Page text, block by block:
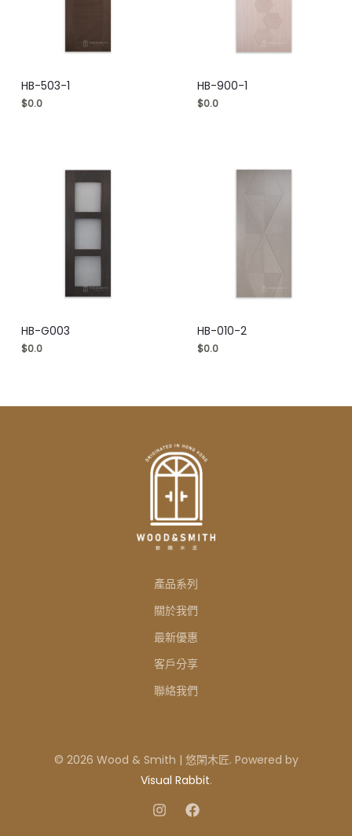
HB-503-1
$0.0
HB-900-1
$0.0
HB-G003
$0.0
HB-010-2
$0.0
產品系列
關於我們
最新優惠
客戶分享
聯絡我們
© 2026 Wood & Smith | 悠閑木匠. Powered by
Visual Rabbit.